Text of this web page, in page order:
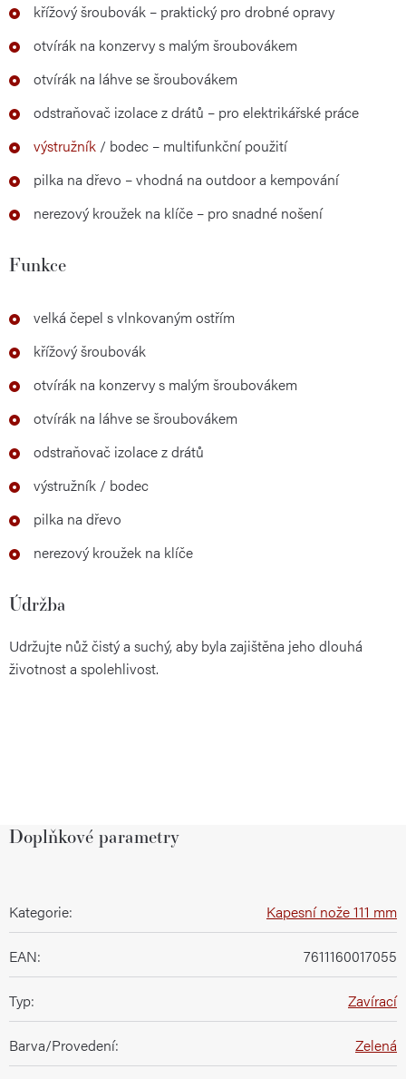
křížový šroubovák – praktický pro drobné opravy
otvírák na konzervy s malým šroubovákem
otvírák na láhve se šroubovákem
odstraňovač izolace z drátů – pro elektrikářské práce
výstružník / bodec – multifunkční použití
pilka na dřevo – vhodná na outdoor a kempování
nerezový kroužek na klíče – pro snadné nošení
Funkce
velká čepel s vlnkovaným ostřím
křížový šroubovák
otvírák na konzervy s malým šroubovákem
otvírák na láhve se šroubovákem
odstraňovač izolace z drátů
výstružník / bodec
pilka na dřevo
nerezový kroužek na klíče
Údržba
Udržujte nůž čistý a suchý, aby byla zajištěna jeho dlouhá
životnost a spolehlivost.
Doplňkové parametry
Kategorie: Kapesní nože 111 mm
EAN: 7611160017055
Typ: Zavírací
Barva/Provedení: Zelená